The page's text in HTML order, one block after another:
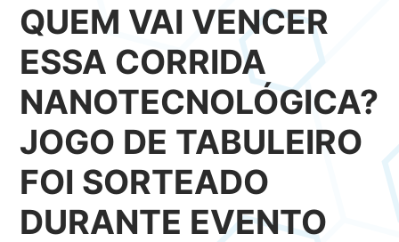
QUEM VAI VENCER
ESSA CORRIDA
NANOTECNOLÓGICA?
JOGO DE TABULEIRO
FOI SORTEADO
DURANTE EVENTO